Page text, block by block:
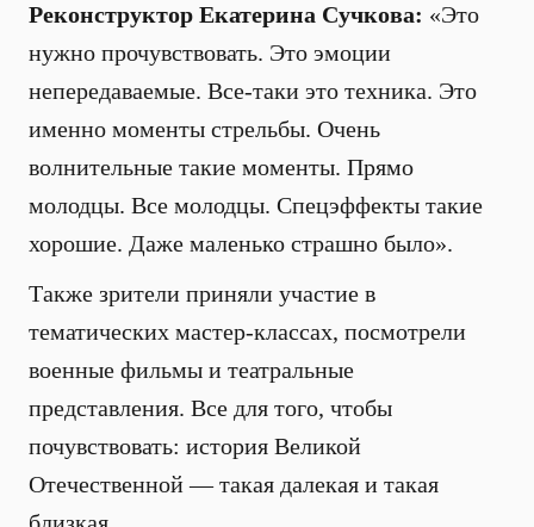
Реконструктор Екатерина Сучкова: «Это
нужно прочувствовать. Это эмоции
непередаваемые. Все-таки это техника. Это
именно моменты стрельбы. Очень
волнительные такие моменты. Прямо
молодцы. Все молодцы. Спецэффекты такие
хорошие. Даже маленько страшно было».
Также зрители приняли участие в
тематических мастер-классах, посмотрели
военные фильмы и театральные
представления. Все для того, чтобы
почувствовать: история Великой
Отечественной — такая далекая и такая